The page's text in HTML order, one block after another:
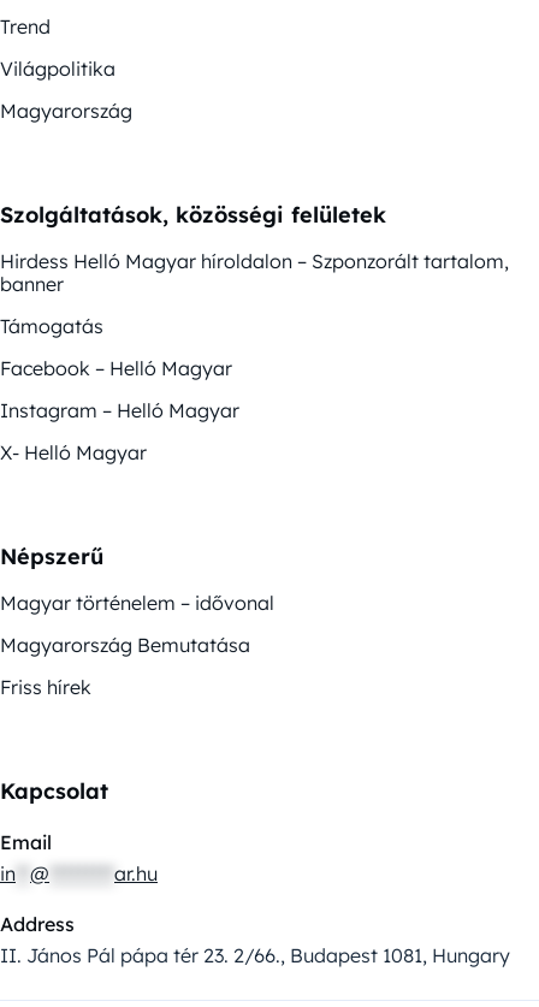
Trend
Világpolitika
Magyarország
Szolgáltatások, közösségi felületek
Hirdess Helló Magyar híroldalon – Szponzorált tartalom,
banner
Támogatás
Facebook – Helló Magyar
Instagram – Helló Magyar
X- Helló Magyar
Népszerű
Magyar történelem – idővonal
Magyarország Bemutatása
Friss hírek
Kapcsolat
Email
in @ ar.hu
Address
II. János Pál pápa tér 23. 2/66., Budapest 1081, Hungary